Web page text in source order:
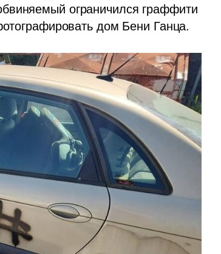
ограничился граффити
дом Бени Ганца.